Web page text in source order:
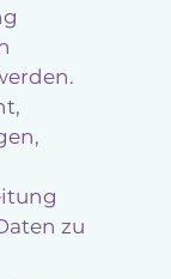
zu